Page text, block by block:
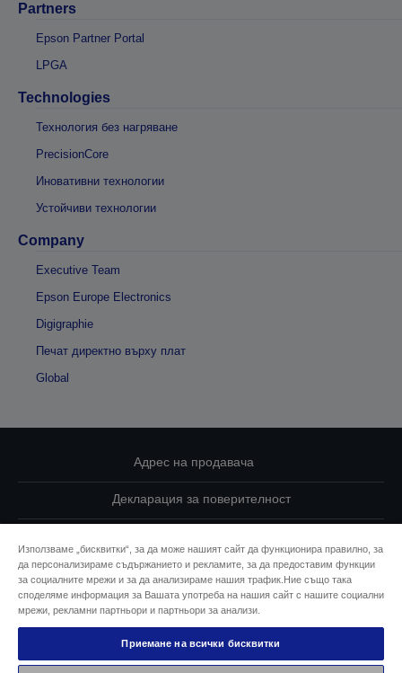
Partners
Epson Partner Portal
LPGA
Technologies
Технология без нагряване
PrecisionCore
Иновативни технологии
Устойчиви технологии
Company
Executive Team
Epson Europe Electronics
Digigraphie
Печат директно върху плат
Global
Адрес на продавача
Декларация за поверителност
Свържете се с нас за Вашите данни
Информация за бисквитките
Ангажимент за достъпност на Epson
Използваме „бисквитки“, за да може нашият сайт да функционира правилно, за
да персонализираме съдържанието и рекламите, за да предоставим функции
за социалните мрежи и за да анализираме нашия трафик.Ние също така
споделяме информация за Вашата употреба на нашия сайт с нашите социални
мрежи, рекламни партньори и партньори за анализи.
Приемане на всички бисквитки